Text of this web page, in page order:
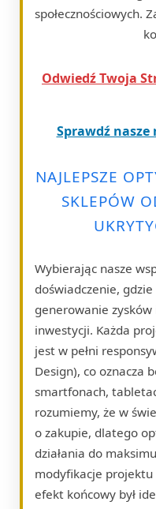
społecznościowych.
Odwiedź Twoja
Sprawdź nasze
NAJLEPSZE
SKLEPÓW
Wybierając nasze
doświadczenie,
generowanie
inwestycji. Każda
jest w pełni
Design), co oznacza
smartfonach,
rozumiemy, że w
o zakupie, dlatego
działania do
modyfikacje
efekt końcowy był